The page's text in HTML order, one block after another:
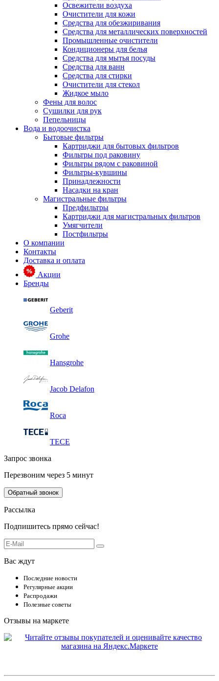
Освежители воздуха
Очистители для кожи
Средства для обезжиривания
Средства для металлических поверхностей
Промышленные очистители
Кондиционеры для белья
Средства для мытья посуды
Средства для ванн
Средства для стирки
Очистители для стекол
Жидкое мыло
Фены для волос
Сушилки для рук
Пепельницы
Вода и водоочистка
Бытовые фильтры
Картриджи для бытовых фильтров
Фильтры под раковину
Фильтры рядом с раковиной
Фильтры-кувшины
Принадлежности
Насадки на кран
Магистральные фильтры
Предфильтры
Картриджи для магистральных фильтров
Умягчители
Постфильтры
О компании
Контакты
Доставка и оплата
Акции
Бренды
Geberit
Grohe
Hansgrohe
Jacob Delafon
Roca
TECE
Запрос звонка
Перезвоним через 5 минут
Обратный звонок
Рассылка
Подпишитесь прямо сейчас!
Вас ждут
Последние новости
Регулярные акции
Распродажи
Полезные советы
Отзывы на маркете